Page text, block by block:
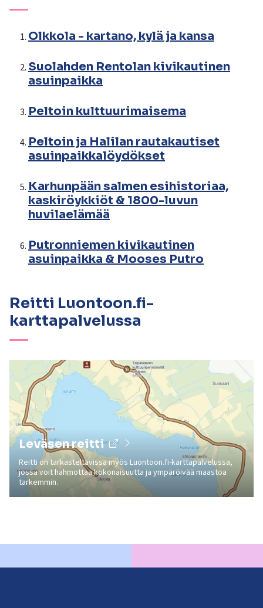
Olkkola - kartano, kylä ja kansa
Suolahden Rentolan kivikautinen
asuinpaikka
Peltoin kulttuurimaisema
Peltoin ja Halilan rautakautiset
asuinpaikkalöydökset
Karhunpään salmen esihistoriaa,
kaskiröykkiöt & 1800-luvun
huvilaelämää
Putronniemen kivikautinen
asuinpaikka & Mooses Putro
Reitti Luontoon.fi-
karttapalvelussa
Leväsen reitti
Reitti on tarkasteltavissa myös Luontoon.fi-karttapalvelussa,
jossa voit hahmottaa kokonaisuutta ja ympäröivää maastoa
tarkemmin.